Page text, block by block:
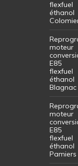
flexfuel
éthanol
moteur
E85
flexfuel
éthanol
Blagnac
moteur
E85
flexfuel
éthanol
Pamiers